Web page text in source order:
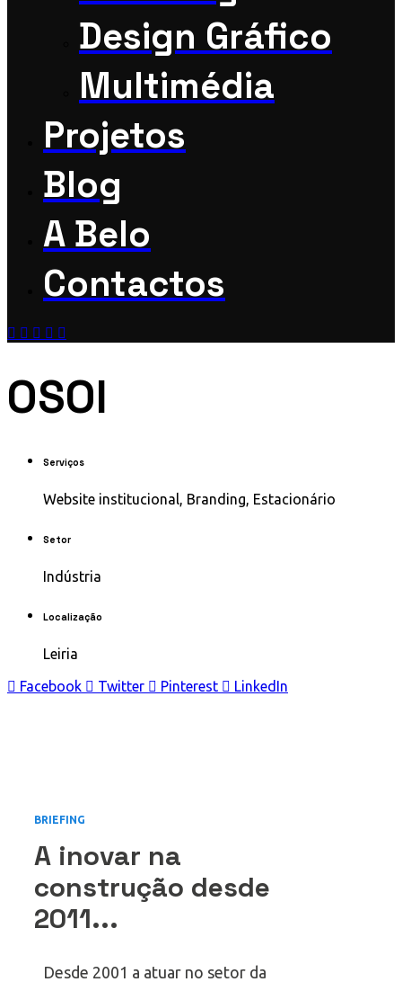
Design Gráfico
Multimédia
Projetos
Blog
A Belo
Contactos
OSOI
Serviços
Website institucional, Branding, Estacionário
Setor
Indústria
Localização
Leiria
Facebook
Twitter Pinterest LinkedIn
BRIEFING
A inovar na
construção desde
2011...
Desde 2001 a atuar no setor da